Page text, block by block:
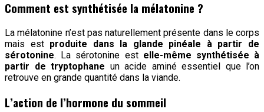
Comment est synthétisée la mélatonine ?
La mélatonine n’est pas naturellement présente dans le corps
mais est produite dans la glande pinéale à partir de
sérotonine. La sérotonine est elle-même synthétisée à
partir de tryptophane un acide aminé essentiel que l’on
retrouve en grande quantité dans la viande.
L’action de l’hormone du sommeil